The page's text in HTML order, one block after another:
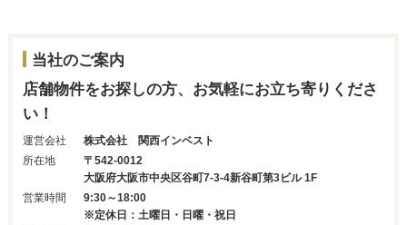
当社のご案内
店舗物件をお探しの方、お気軽にお立ち寄りくださ
い！
運営会社
株式会社 関西インベスト
所在地
〒542-0012
大阪府大阪市中央区谷町7-3-4新谷町第3ビル 1F
営業時間
9:30～18:00
※定休日：土曜日・日曜・祝日